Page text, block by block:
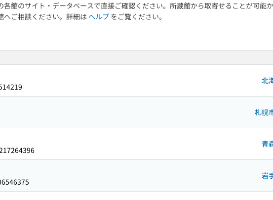
館のサイト・データベースで直接ご確認ください。所蔵館から取寄せることが可能
へご相談ください。詳細は ヘルプ をご覧ください。
北
札幌
青
岩